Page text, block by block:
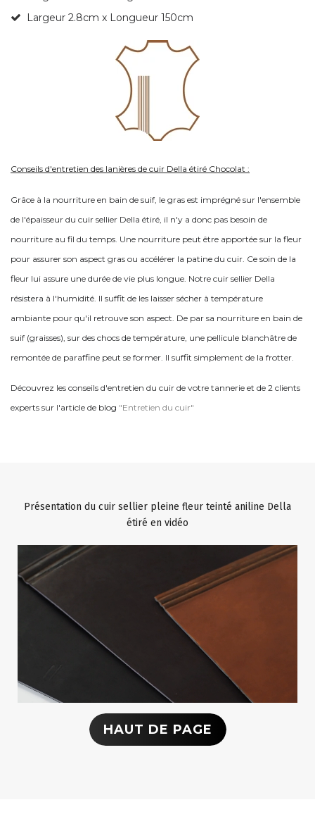
Largeur 2.8cm x Longueur 150cm
Conseils d'entretien des lanières de cuir Della étiré Chocolat :
Grâce à la nourriture en bain de suif, le gras est imprégné sur l'ensemble
de l'épaisseur du cuir sellier Della étiré, il n'y a donc pas besoin de
nourriture au fil du temps. Une nourriture peut être apportée sur la fleur
pour assurer son aspect gras ou accélérer la patine du cuir. Ce soin de la
fleur lui assure une durée de vie plus longue. Notre cuir sellier Della
résistera à l'humidité. Il suffit de les laisser sécher à température
ambiante pour qu'il retrouve son aspect. De par sa nourriture en bain de
suif (graisses), sur des chocs de température, une pellicule blanchâtre de
remontée de paraffine peut se former. Il suffit simplement de la frotter.
Découvrez les conseils d'entretien du cuir de votre tannerie et de 2 clients
experts sur l'article de blog "Entretien du cuir"
Présentation du cuir sellier pleine fleur teinté aniline Della
étiré en vidéo
HAUT DE PAGE